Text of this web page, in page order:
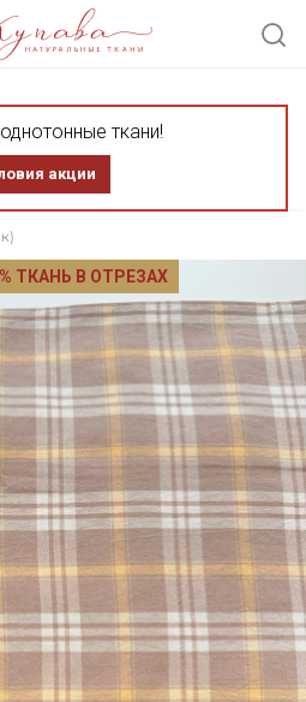
ткани!
акции
ТКАНЬ В ОТРЕЗАХ